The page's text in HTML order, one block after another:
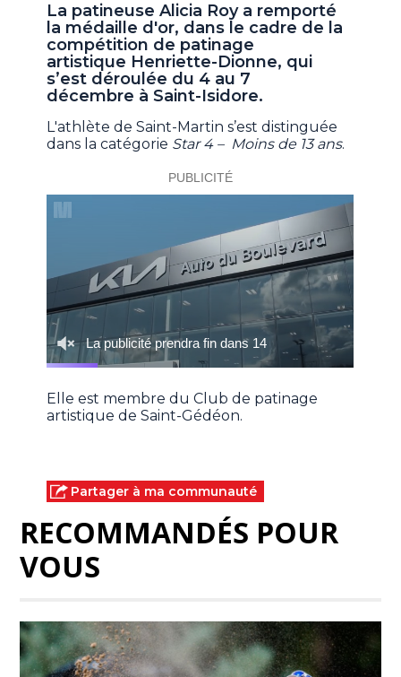
La patineuse Alicia Roy a remporté
la médaille d'or, dans le cadre de la
compétition de patinage
artistique Henriette-Dionne, qui
s’est déroulée du 4 au 7
décembre à Saint-Isidore.
L'athlète de Saint-Martin s’est distinguée
dans la catégorie Star 4 – Moins de 13 ans.
Elle est membre du Club de patinage
artistique de Saint-Gédéon.
Partager à ma communauté
RECOMMANDÉS POUR
VOUS